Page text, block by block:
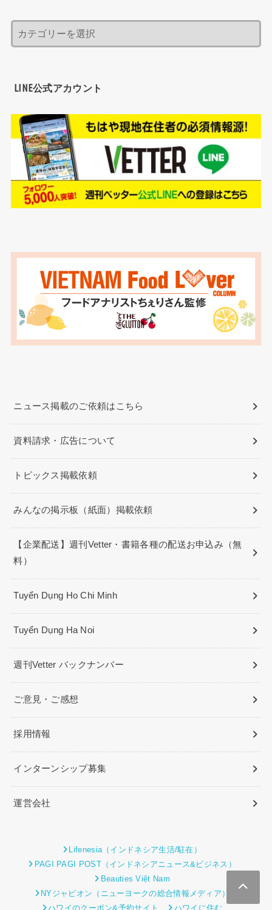
LINE公式アカウント
ニュース掲載のご依頼はこちら
資料請求・広告について
トピックス掲載依頼
みんなの掲示板（紙面）掲載依頼
【企業配送】週刊Vetter・書籍各種の配送お申込み（無
料）
Tuyển Dụng Ho Chi Minh
Tuyển Dụng Ha Noi
週刊Vetter バックナンバー
ご意見・ご感想
採用情報
インターンシップ募集
運営会社
Lifenesia（インドネシア生活/駐在）
PAGI PAGI POST（インドネシアニュース&ビジネス）
Beauties Việt Nam
NYジャピオン（ニューヨークの総合情報メディア）
ハワイのクーポン&予約サイト
ハワイに住む